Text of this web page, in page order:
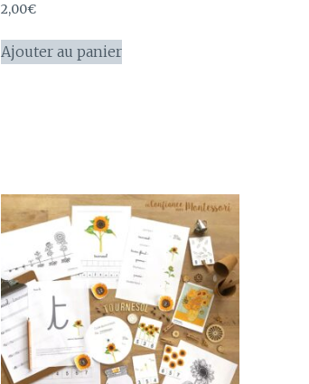
2,00€
Ajouter au panier